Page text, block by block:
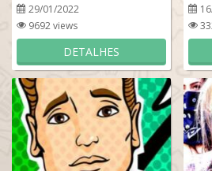
29/01/2022
9692 views
DETALHES